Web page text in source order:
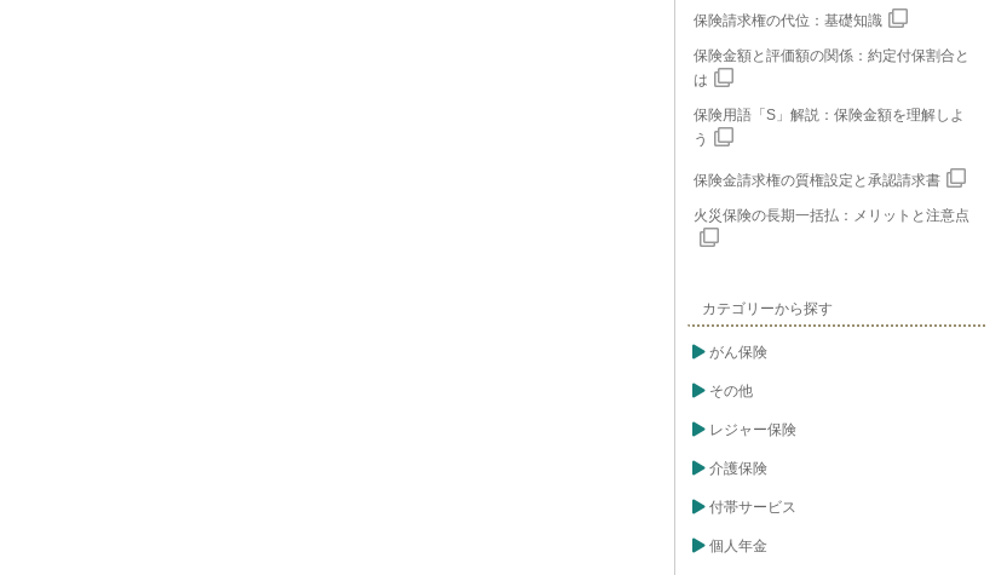
保険請求権の代位：基礎知識
保険金額と評価額の関係：約定付保割合と
は
保険用語「S」解説：保険金額を理解しよ
う
保険金請求権の質権設定と承認請求書
火災保険の長期一括払：メリットと注意点
カテゴリーから探す
がん保険
その他
レジャー保険
介護保険
付帯サービス
個人年金